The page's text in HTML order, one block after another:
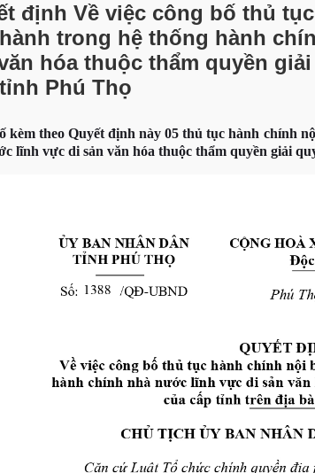
định Về việc công bố thủ
trong hệ thống hành
hóa thuộc thẩm quyền
Phú Thọ
kèm theo Quyết định này 05 thủ tục hành chính
lĩnh vực di sản văn hóa thuộc thẩm quyền giải